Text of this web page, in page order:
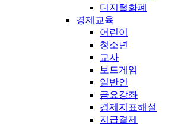
디지털화폐
경제교육
어린이
청소년
교사
보드게임
일반인
금요강좌
경제지표해설
지급결제